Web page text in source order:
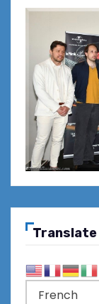
Translate